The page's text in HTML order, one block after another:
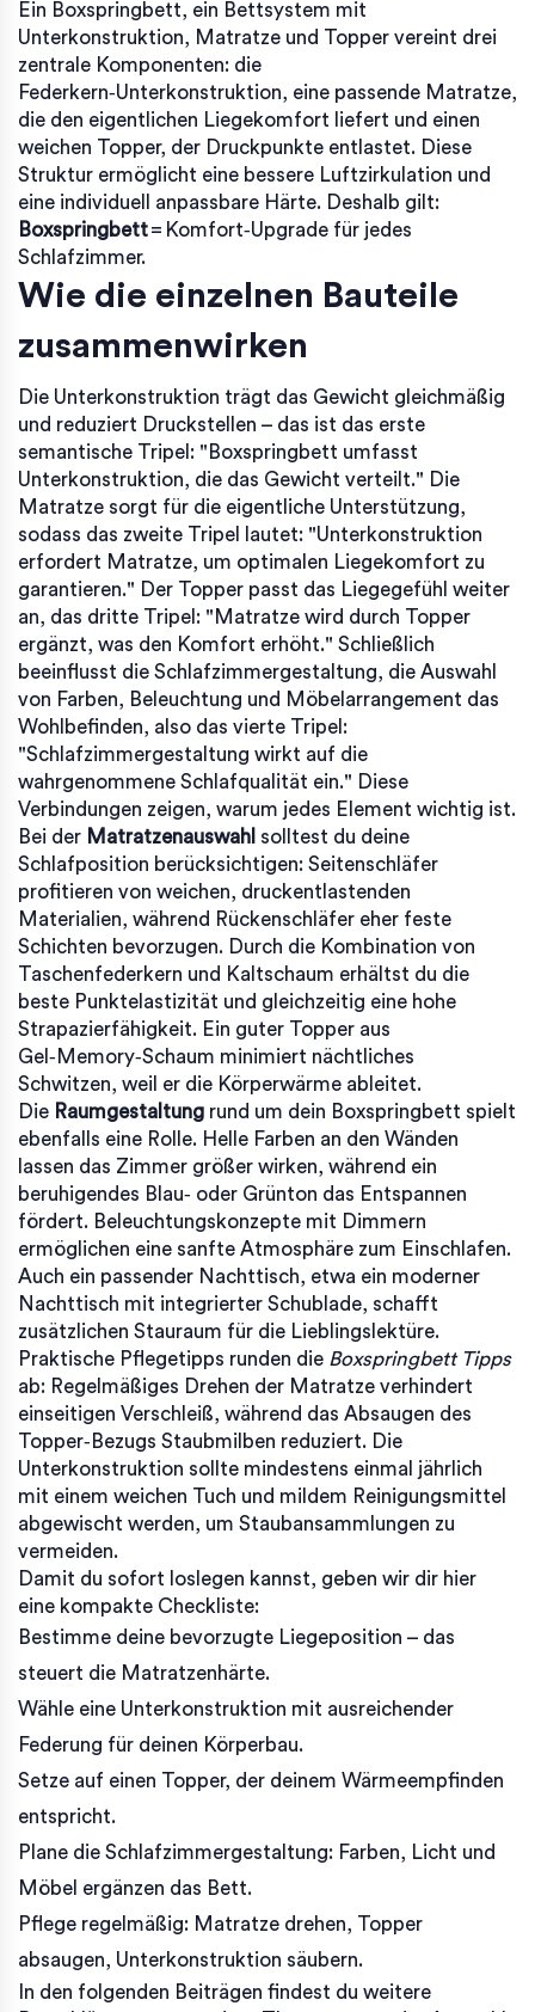
Ein Boxspringbett, ein Bettsystem mit
Unterkonstruktion, Matratze und Topper vereint drei
zentrale Komponenten: die
Federkern‑Unterkonstruktion, eine passende Matratze,
die den eigentlichen Liegekomfort liefert und einen
weichen Topper, der Druckpunkte entlastet. Diese
Struktur ermöglicht eine bessere Luftzirkulation und
eine individuell anpassbare Härte. Deshalb gilt:
Boxspringbett= Komfort‑Upgrade für jedes
Schlafzimmer.
Wie die einzelnen Bauteile
zusammenwirken
Die Unterkonstruktion trägt das Gewicht gleichmäßig
und reduziert Druckstellen – das ist das erste
semantische Tripel: "Boxspringbett umfasst
Unterkonstruktion, die das Gewicht verteilt." Die
Matratze sorgt für die eigentliche Unterstützung,
sodass das zweite Tripel lautet: "Unterkonstruktion
erfordert Matratze, um optimalen Liegekomfort zu
garantieren." Der Topper passt das Liegegefühl weiter
an, das dritte Tripel: "Matratze wird durch Topper
ergänzt, was den Komfort erhöht." Schließlich
beeinflusst die Schlafzimmergestaltung, die Auswahl
von Farben, Beleuchtung und Möbelarrangement das
Wohlbefinden, also das vierte Tripel:
"Schlafzimmergestaltung wirkt auf die
wahrgenommene Schlafqualität ein." Diese
Verbindungen zeigen, warum jedes Element wichtig ist.
Bei der Matratzenauswahl solltest du deine
Schlafposition berücksichtigen: Seitenschläfer
profitieren von weichen, druckentlastenden
Materialien, während Rückenschläfer eher feste
Schichten bevorzugen. Durch die Kombination von
Taschenfederkern und Kaltschaum erhältst du die
beste Punktelastizität und gleichzeitig eine hohe
Strapazierfähigkeit. Ein guter Topper aus
Gel‑Memory‑Schaum minimiert nächtliches
Schwitzen, weil er die Körperwärme ableitet.
Die Raumgestaltung rund um dein Boxspringbett spielt
ebenfalls eine Rolle. Helle Farben an den Wänden
lassen das Zimmer größer wirken, während ein
beruhigendes Blau‑ oder Grünton das Entspannen
fördert. Beleuchtungskonzepte mit Dimmern
ermöglichen eine sanfte Atmosphäre zum Einschlafen.
Auch ein passender Nachttisch, etwa ein moderner
Nachttisch mit integrierter Schublade, schafft
zusätzlichen Stauraum für die Lieblingslektüre.
Praktische Pflegetipps runden die Boxspringbett Tipps
ab: Regelmäßiges Drehen der Matratze verhindert
einseitigen Verschleiß, während das Absaugen des
Topper‑Bezugs Staubmilben reduziert. Die
Unterkonstruktion sollte mindestens einmal jährlich
mit einem weichen Tuch und mildem Reinigungsmittel
abgewischt werden, um Staubansammlungen zu
vermeiden.
Damit du sofort loslegen kannst, geben wir dir hier
eine kompakte Checkliste:
Bestimme deine bevorzugte Liegeposition – das
steuert die Matratzenhärte.
Wähle eine Unterkonstruktion mit ausreichender
Federung für deinen Körperbau.
Setze auf einen Topper, der deinem Wärmeempfinden
entspricht.
Plane die Schlafzimmergestaltung: Farben, Licht und
Möbel ergänzen das Bett.
Pflege regelmäßig: Matratze drehen, Topper
absaugen, Unterkonstruktion säubern.
In den folgenden Beiträgen findest du weitere